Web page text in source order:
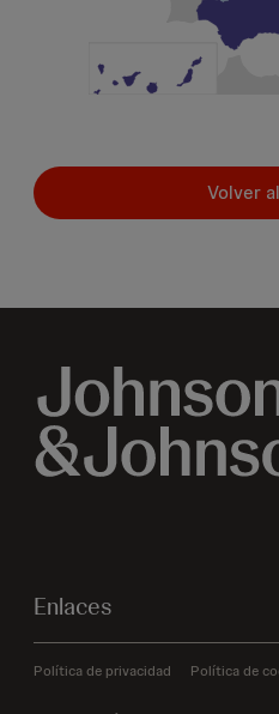
Volver
Enlaces
Política de privacidad Política de